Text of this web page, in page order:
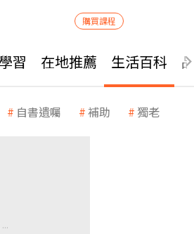
購買課程
習 在地推薦 生活百科
自書遺囑 補助 獨老